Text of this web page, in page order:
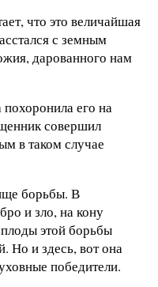
что это величайшая
с земным
дарованного нам
его на
совершил
в таком случае
борьбы. В
и зло, на кону
этой борьбы
Но и здесь, вот она
победители.